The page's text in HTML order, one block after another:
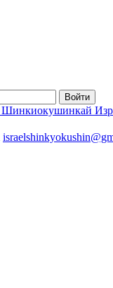
Войти